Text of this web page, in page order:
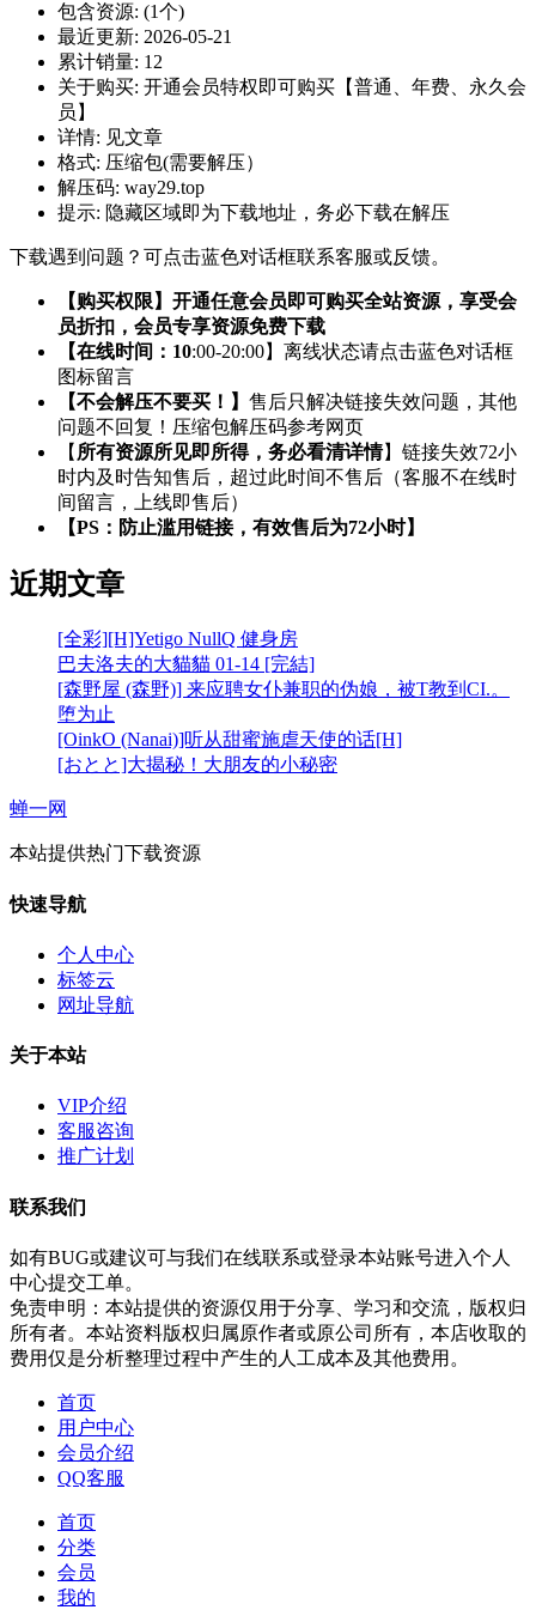
包含资源: (1个)
最近更新: 2026-05-21
累计销量: 12
关于购买: 开通会员特权即可购买【普通、年费、永久会
员】
详情: 见文章
格式: 压缩包(需要解压）
解压码: way29.top
提示: 隐藏区域即为下载地址，务必下载在解压
下载遇到问题？可点击蓝色对话框联系客服或反馈。
【购买权限】开通任意会员即可购买全站资源，享受会
员折扣，会员专享资源免费下载
【在线时间：10:00-20:00】离线状态请点击蓝色对话框
图标留言
【不会解压不要买！】 售后只解决链接失效问题，其他
问题不回复！压缩包解压码参考网页
【 所有资源所见即所得，务必看清详情】链接失效72小
时内及时告知售后，超过此时间不售后（客服不在线时
间留言，上线即售后）
【PS：防止滥用链接，有效售后为72小时】
近期文章
[全彩][H]Yetigo NullQ 健身房
巴夫洛夫的大貓貓 01-14 [完結]
[森野屋 (森野)] 来应聘女仆兼职的伪娘，被T教到CI.。
堕为止
[OinkO (Nanai)]听从甜蜜施虐天使的话[H]
[おとと]大揭秘！大朋友的小秘密
蝉一网
本站提供热门下载资源
快速导航
个人中心
标签云
网址导航
关于本站
VIP介绍
客服咨询
推广计划
联系我们
如有BUG或建议可与我们在线联系或登录本站账号进入个人
中心提交工单。
免责申明：本站提供的资源仅用于分享、学习和交流，版权归
所有者。本站资料版权归属原作者或原公司所有，本店收取的
费用仅是分析整理过程中产生的人工成本及其他费用。
首页
用户中心
会员介绍
QQ客服
首页
分类
会员
我的